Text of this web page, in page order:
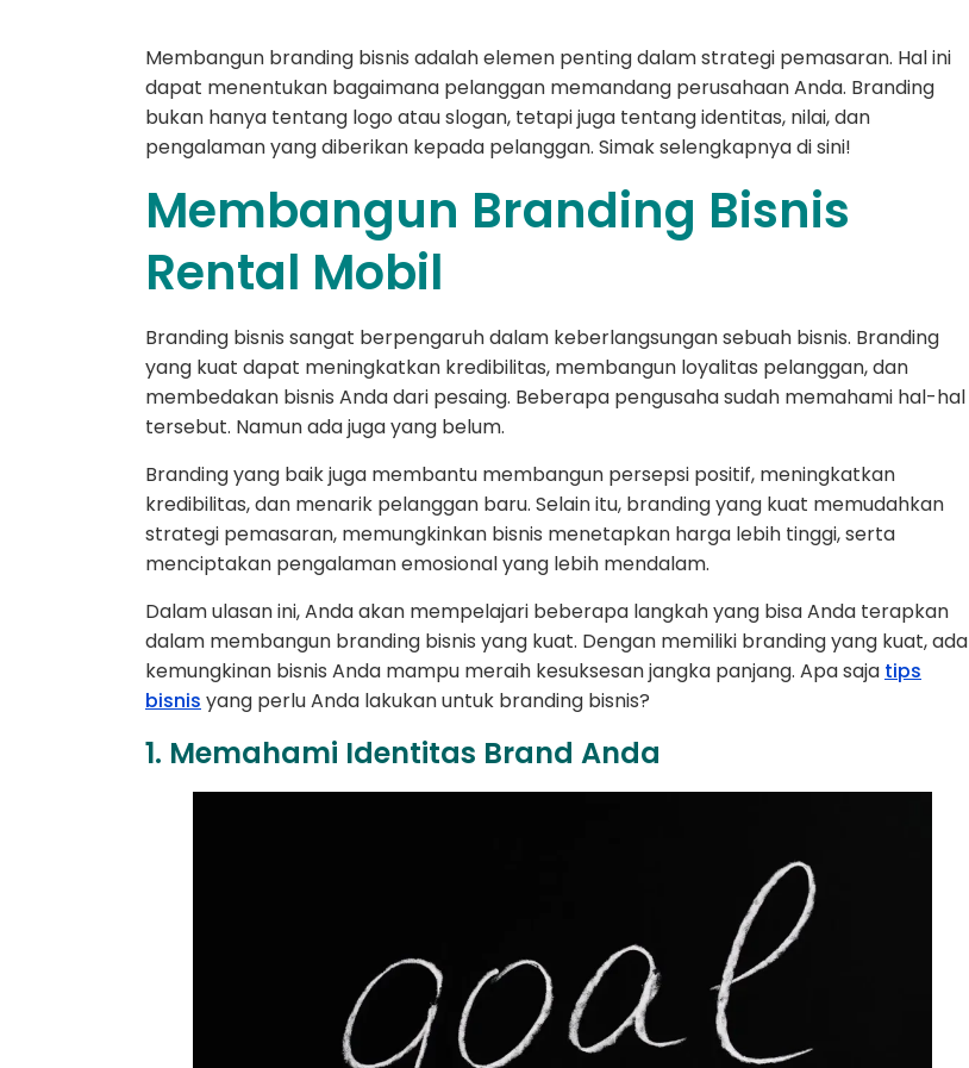
Membangun branding bisnis adalah elemen penting dalam strategi pemasaran. Hal ini
dapat menentukan bagaimana pelanggan memandang perusahaan Anda. Branding
bukan hanya tentang logo atau slogan, tetapi juga tentang identitas, nilai, dan
pengalaman yang diberikan kepada pelanggan. Simak selengkapnya di sini!
Membangun Branding Bisnis
Rental Mobil
Branding bisnis sangat berpengaruh dalam keberlangsungan sebuah bisnis. Branding
yang kuat dapat meningkatkan kredibilitas, membangun loyalitas pelanggan, dan
membedakan bisnis Anda dari pesaing. Beberapa pengusaha sudah memahami hal-hal
tersebut. Namun ada juga yang belum.
Branding yang baik juga membantu membangun persepsi positif, meningkatkan
kredibilitas, dan menarik pelanggan baru. Selain itu, branding yang kuat memudahkan
strategi pemasaran, memungkinkan bisnis menetapkan harga lebih tinggi, serta
menciptakan pengalaman emosional yang lebih mendalam.
Dalam ulasan ini, Anda akan mempelajari beberapa langkah yang bisa Anda terapkan
dalam membangun branding bisnis yang kuat. Dengan memiliki branding yang kuat, ada
kemungkinan bisnis Anda mampu meraih kesuksesan jangka panjang. Apa saja tips
bisnis yang perlu Anda lakukan untuk branding bisnis?
1. Memahami Identitas Brand Anda